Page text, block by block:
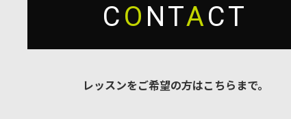
CO NTACT
レッスンをご希望の方はこちらまで。